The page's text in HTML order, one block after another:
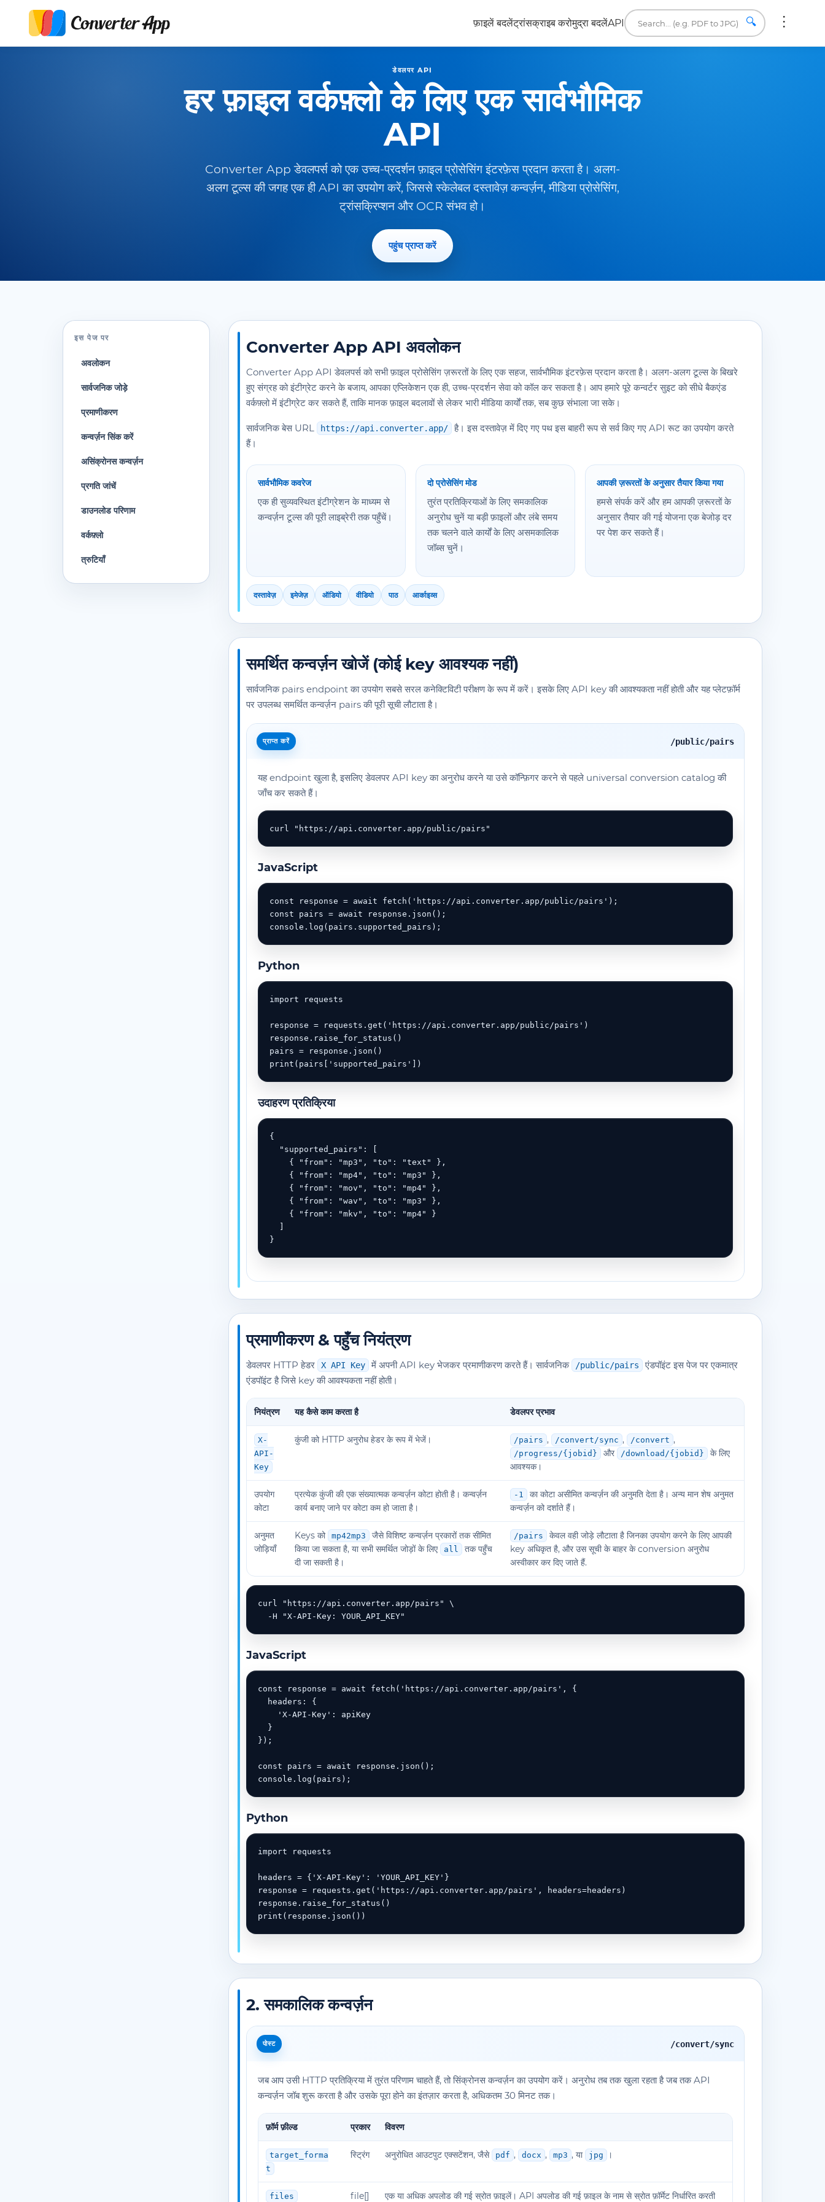
फ़ाइलें बदलेंट्रांसक्राइब करोमुद्रा बदलेंAPI 🔍
डेवलपर API
हर फ़ाइल वर्कफ़्लो के लिए एक सार्वभौमिक
API
Converter App डेवलपर्स को एक उच्च-प्रदर्शन फ़ाइल प्रोसेसिंग इंटरफ़ेस प्रदान करता है। अलग-
अलग टूल्स की जगह एक ही API का उपयोग करें, जिससे स्केलेबल दस्तावेज़ कन्वर्ज़न, मीडिया प्रोसेसिंग,
ट्रांसक्रिप्शन और OCR संभव हो।
पहुंच प्राप्त करें
इस पेज पर
अवलोकन
सार्वजनिक जोड़े
प्रमाणीकरण
कन्वर्ज़न सिंक करें
असिंक्रोनस कन्वर्ज़न
प्रगति जांचें
डाउनलोड परिणाम
वर्कफ़्लो
त्रुटियाँ
Converter App API अवलोकन
Converter App API डेवलपर्स को सभी फ़ाइल प्रोसेसिंग ज़रूरतों के लिए एक सहज, सार्वभौमिक इंटरफ़ेस प्रदान करता है। अलग-अलग टूल्स के बिखरे
हुए संग्रह को इंटीग्रेट करने के बजाय, आपका एप्लिकेशन एक ही, उच्च-प्रदर्शन सेवा को कॉल कर सकता है। आप हमारे पूरे कन्वर्टर सुइट को सीधे बैकएंड
वर्कफ़्लो में इंटीग्रेट कर सकते हैं, ताकि मानक फ़ाइल बदलावों से लेकर भारी मीडिया कार्यों तक, सब कुछ संभाला जा सके।
सार्वजनिक बेस URL https://api.converter.app/ है। इस दस्तावेज़ में दिए गए पथ इस बाहरी रूप से सर्व किए गए API रूट का उपयोग करते
हैं।
सार्वभौमिक कवरेज
एक ही सुव्यवस्थित इंटीग्रेशन के माध्यम से
कन्वर्ज़न टूल्स की पूरी लाइब्रेरी तक पहुँचें।
दो प्रोसेसिंग मोड
तुरंत प्रतिक्रियाओं के लिए समकालिक
अनुरोध चुनें या बड़ी फ़ाइलों और लंबे समय
तक चलने वाले कार्यों के लिए असमकालिक
जॉब्स चुनें।
आपकी ज़रूरतों के अनुसार तैयार किया गया
हमसे संपर्क करें और हम आपकी ज़रूरतों के
अनुसार तैयार की गई योजना एक बेजोड़ दर
पर पेश कर सकते हैं।
दस्तावेज़ इमेजेज़ ऑडियो वीडियो पाठ आर्काइव्स
समर्थित कन्वर्ज़न खोजें (कोई key आवश्यक नहीं)
सार्वजनिक pairs endpoint का उपयोग सबसे सरल कनेक्टिविटी परीक्षण के रूप में करें। इसके लिए API key की आवश्यकता नहीं होती और यह प्लेटफ़ॉर्म
पर उपलब्ध समर्थित कन्वर्ज़न pairs की पूरी सूची लौटाता है।
प्राप्त करें /public/pairs
यह endpoint खुला है, इसलिए डेवलपर API key का अनुरोध करने या उसे कॉन्फ़िगर करने से पहले universal conversion catalog की
जाँच कर सकते हैं।
curl "https://api.converter.app/public/pairs"
JavaScript
const response = await fetch('https://api.converter.app/public/pairs');
const pairs = await response.json();
console.log(pairs.supported_pairs);
Python
import requests
response = requests.get('https://api.converter.app/public/pairs')
response.raise_for_status()
pairs = response.json()
print(pairs['supported_pairs'])
उदाहरण प्रतिक्रिया
{
  "supported_pairs": [
    { "from": "mp3", "to": "text" },
    { "from": "mp4", "to": "mp3" },
    { "from": "mov", "to": "mp4" },
    { "from": "wav", "to": "mp3" },
    { "from": "mkv", "to": "mp4" }
प्रमाणीकरण & पहुँच नियंत्रण
डेवलपर HTTP हेडर X API Key में अपनी API key भेजकर प्रमाणीकरण करते हैं। सार्वजनिक /public/pairs
एंडपॉइंट इस पेज पर एकमात्र
एंडपॉइंट है जिसे key की आवश्यकता नहीं होती।
नियंत्रण यह कैसे काम करता है डेवलपर प्रभाव
X-
API-
Key
कुंजी को HTTP अनुरोध हेडर के रूप में भेजें। /pairs , /convert/sync , /convert ,
/progress/{jobid} और /download/{jobid}
के लिए
आवश्यक।
उपयोग
कोटा
प्रत्येक कुंजी की एक संख्यात्मक कन्वर्ज़न कोटा होती है। कन्वर्ज़न
कार्य बनाए जाने पर कोटा कम हो जाता है।
-1
का कोटा असीमित कन्वर्ज़न की अनुमति देता है। अन्य मान शेष अनुमत
कन्वर्ज़न को दर्शाते हैं।
अनुमत
जोड़ियाँ
Keys को mp42mp3
जैसे विशिष्ट कन्वर्ज़न प्रकारों तक सीमित
किया जा सकता है, या सभी समर्थित जोड़ों के लिए
all
तक पहुँच
दी जा सकती है।
/pairs
केवल वही जोड़े लौटाता है जिनका उपयोग करने के लिए आपकी
key अधिकृत है, और उस सूची के बाहर के conversion अनुरोध
अस्वीकार कर दिए जाते हैं.
curl "https://api.converter.app/pairs" \
  -H "X-API-Key: YOUR_API_KEY"
JavaScript
const response = await fetch('https://api.converter.app/pairs', {
  headers: {
    'X-API-Key': apiKey
  }
});
const pairs = await response.json();
console.log(pairs);
Python
import requests
headers = {'X-API-Key': 'YOUR_API_KEY'}
response = requests.get('https://api.converter.app/pairs', headers=headers)
response.raise_for_status()
print(response.json())
2. समकालिक कन्वर्ज़न
पोस्ट /convert/sync
जब आप उसी HTTP प्रतिक्रिया में तुरंत परिणाम चाहते हैं, तो सिंक्रोनस कन्वर्ज़न का उपयोग करें। अनुरोध तब तक खुला रहता है जब तक API
कन्वर्ज़न जॉब शुरू करता है और उसके पूरा होने का इंतज़ार करता है, अधिकतम 30 मिनट तक।
फ़ॉर्म फ़ील्ड प्रकार विवरण
target_forma
t
स्ट्रिंग अनुरोधित आउटपुट एक्सटेंशन, जैसे pdf , docx , mp3 , या jpg ।
files file[] एक या अधिक अपलोड की गई स्रोत फ़ाइलें। API अपलोड की गई फ़ाइल के नाम से स्रोत फ़ॉर्मेट निर्धारित करती